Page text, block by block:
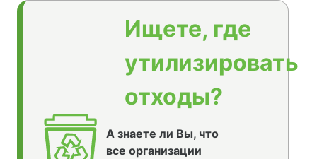
Ищете, где
утилизировать
отходы?
А знаете ли Вы, что
все организации